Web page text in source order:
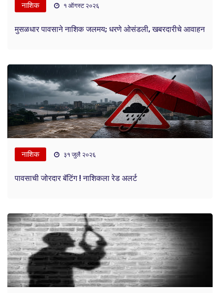
नाशिक १ ऑगस्ट २०२६
मुसळधार पावसाने नाशिक जलमय; धरणे ओसंडली, खबरदारीचे आवाहन
नाशिक ३१ जुलै २०२६
पावसाची जोरदार बॅटिंग ! नाशिकला रेड अलर्ट